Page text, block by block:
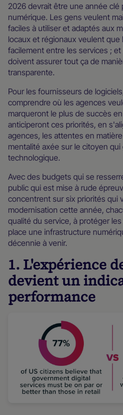
2026 devrait être une année clé
numérique. Les gens veulent
faciles à utiliser et adaptés aux
locaux et régionaux veulent
facilement entre les services ;
doivent assurer tout ça de
transparente.
Pour les fournisseurs de
comprendre où les agences
marqueront le plus de succès
anticiperont ces priorités, en
agences, les attentes en
mentalité axée sur le citoyen
technologique.
Avec des budgets qui se
public qui est mise à rude
concentrent sur six priorités qui
modernisation cette année,
qualité du service, à protéger
place une infrastructure
décennie à venir.
1. L'expérience
devient un
performance